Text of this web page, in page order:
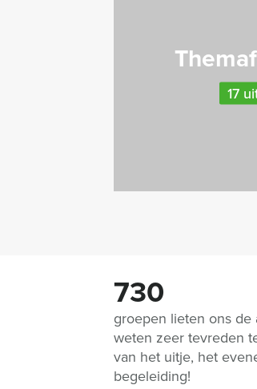
17
730
groepen lieten ons
weten zeer tevreden
van het uitje, het
begeleiding!